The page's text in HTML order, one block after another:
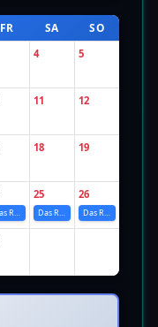
FR SA SO
4 5
11 12
18 19
Das Radio-Highlight im Somm…
25
Das Radio-Highlight im Somm…
26
Das Radio-Highlight im Somm…